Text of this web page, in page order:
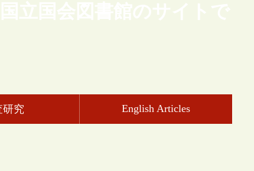
立国会図書館のサイトで
研究 English Articles